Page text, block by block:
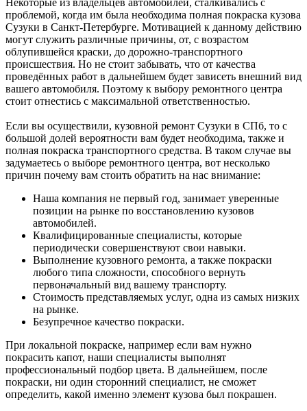
Некоторые из владельцев автомобилей, сталкивались с
проблемой, когда им была необходима полная покраска кузова
Сузуки в Санкт-Петербурге. Мотивацией к данному действию
могут служить различные причины, от, с возрастом
облупившейся краски, до дорожно-транспортного
происшествия. Но не стоит забывать, что от качества
проведённых работ в дальнейшем будет зависеть внешний вид
вашего автомобиля. Поэтому к выбору ремонтного центра
стоит отнестись с максимальной ответственностью.
Если вы осуществили, кузовной ремонт Сузуки в СПб, то с
большой долей вероятности вам будет необходима, также и
полная покраска транспортного средства. В таком случае вы
задумаетесь о выборе ремонтного центра, вот несколько
причин почему вам стоить обратить на нас внимание:
Наша компания не первый год, занимает уверенные
позиции на рынке по восстановлению кузовов
автомобилей.
Квалифицированные специалисты, которые
периодически совершенствуют свои навыки.
Выполнение кузовного ремонта, а также покраски
любого типа сложности, способного вернуть
первоначальный вид вашему транспорту.
Стоимость представляемых услуг, одна из самых низких
на рынке.
Безупречное качество покраски.
При локальной покраске, например если вам нужно
покрасить капот, наши специалисты выполнят
профессиональный подбор цвета. В дальнейшем, после
покраски, ни один сторонний специалист, не сможет
определить, какой именно элемент кузова был покрашен.